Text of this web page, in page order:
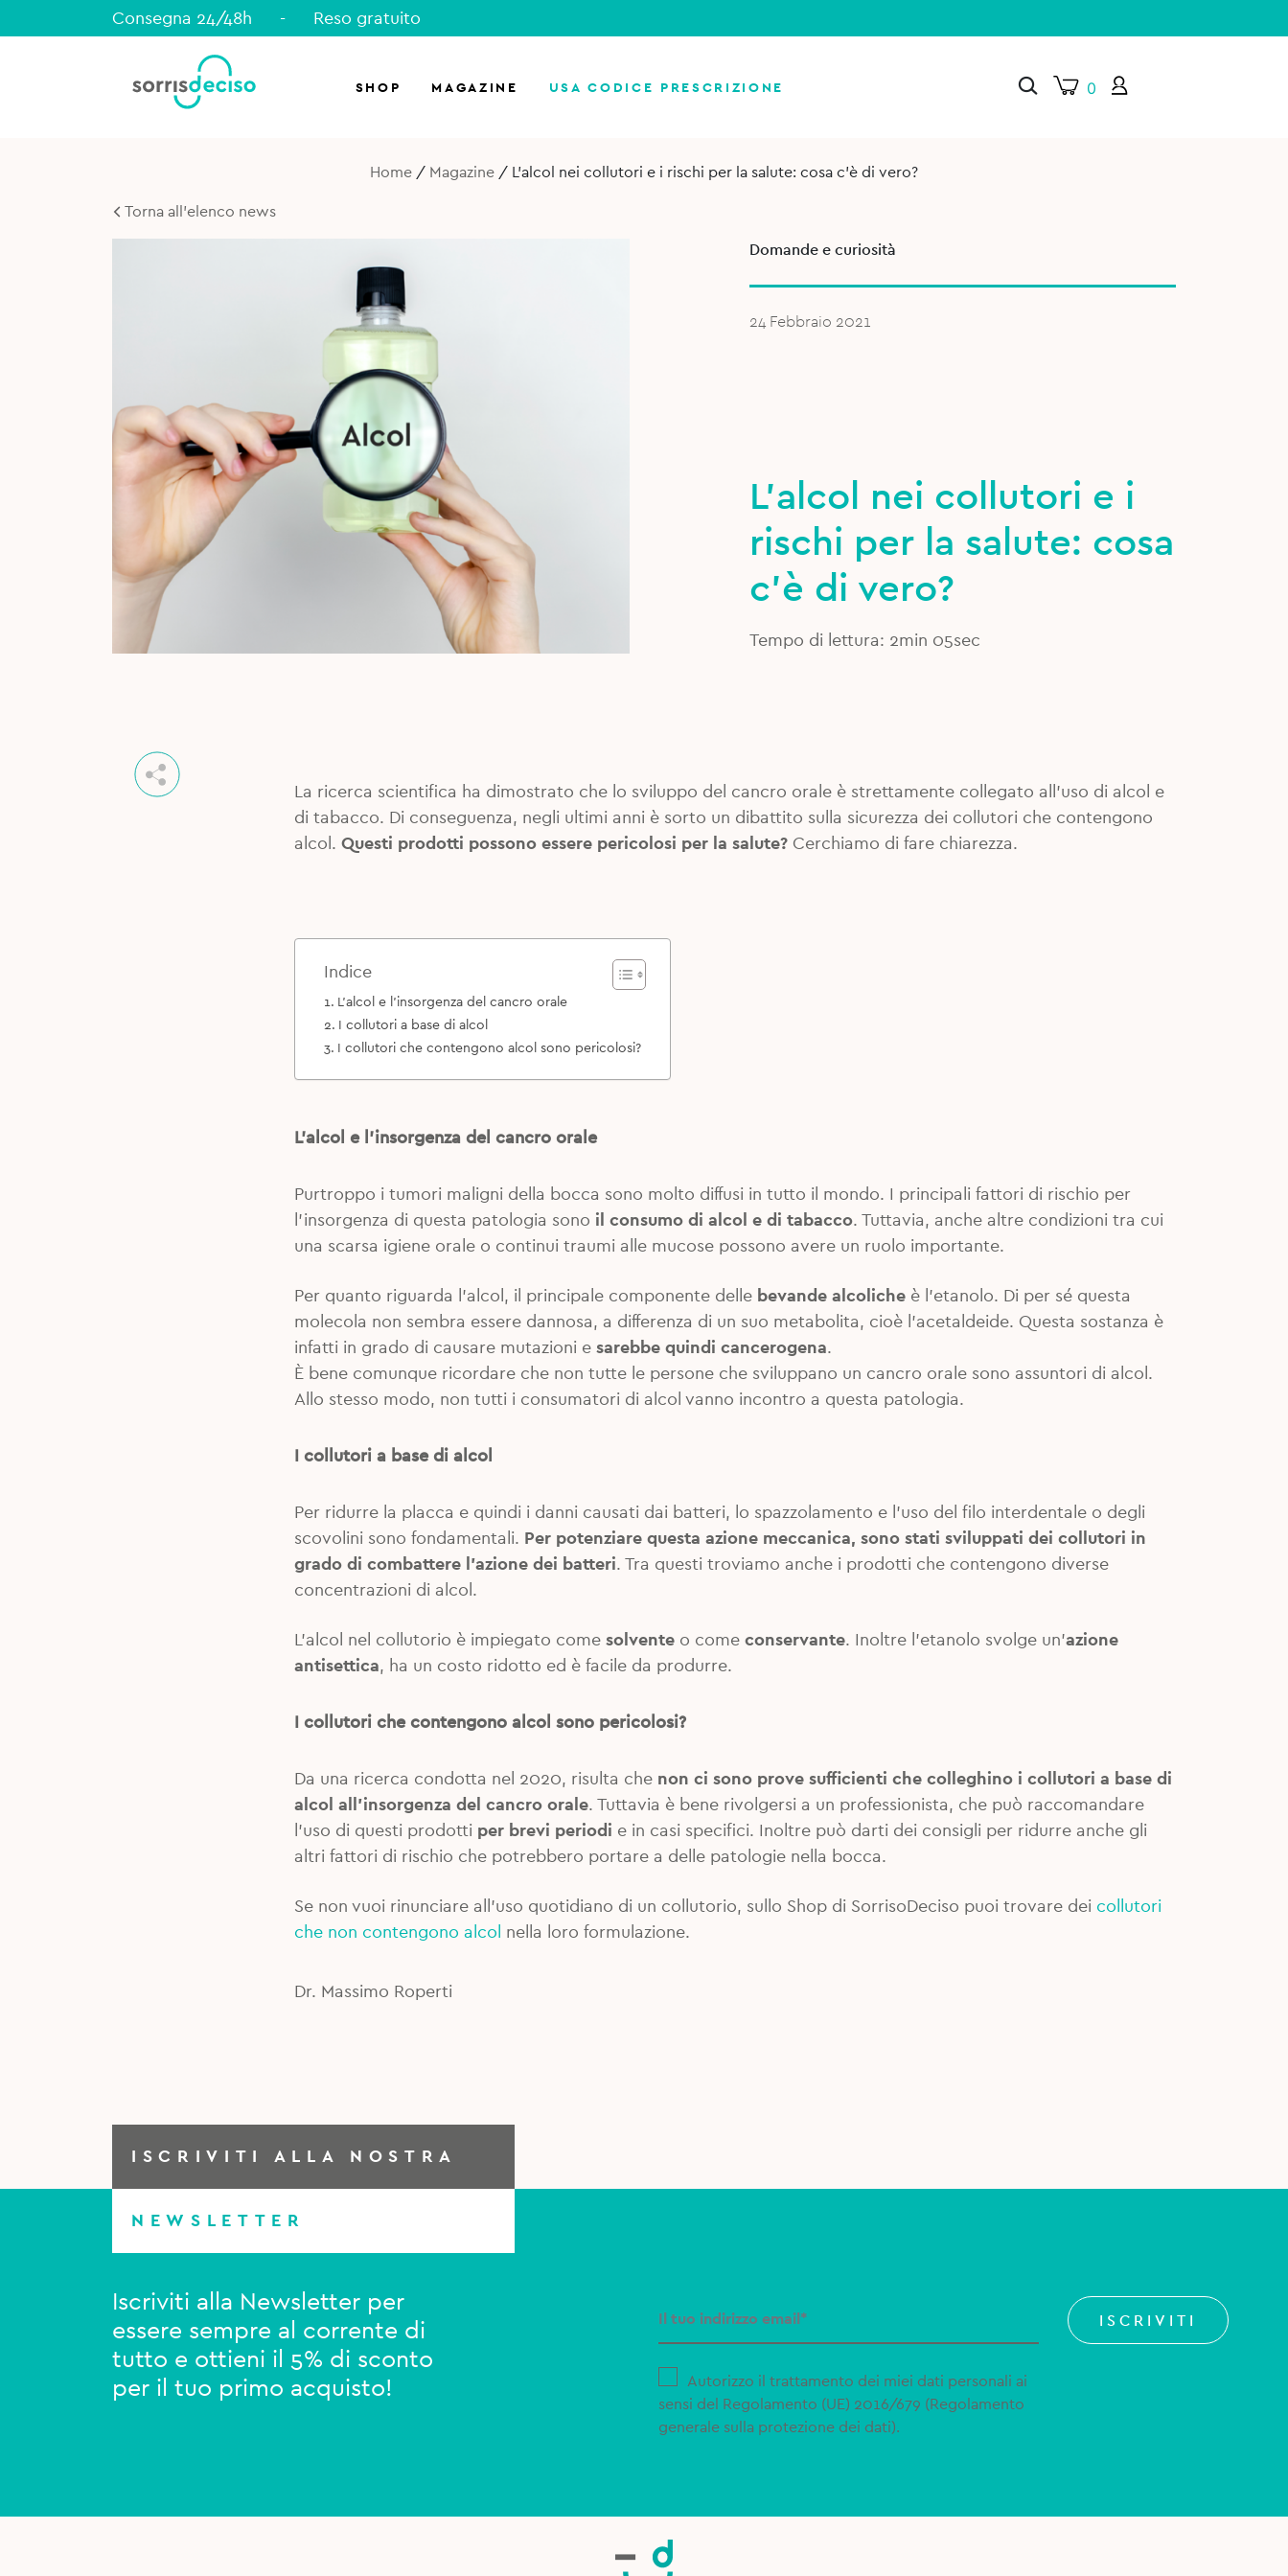
Consegna 24/48h - Reso gratuito
SHOP MAGAZINE USA CODICE PRESCRIZIONE 0
Home / Magazine / L’alcol nei collutori e i rischi per la salute: cosa c’è di vero?
Torna all'elenco news
Domande e curiosità
24 Febbraio 2021
L’alcol nei collutori e i
rischi per la salute: cosa
c’è di vero?
Tempo di lettura: 2min 05sec
La ricerca scientifica ha dimostrato che lo sviluppo del cancro orale è strettamente collegato all’uso di alcol e
di tabacco. Di conseguenza, negli ultimi anni è sorto un dibattito sulla sicurezza dei collutori che contengono
alcol. Questi prodotti possono essere pericolosi per la salute? Cerchiamo di fare chiarezza.
Indice
L’alcol e l’insorgenza del cancro orale
I collutori a base di alcol
I collutori che contengono alcol sono pericolosi?
L’alcol e l’insorgenza del cancro orale
Purtroppo i tumori maligni della bocca sono molto diffusi in tutto il mondo. I principali fattori di rischio per
l’insorgenza di questa patologia sono il consumo di alcol e di tabacco. Tuttavia, anche altre condizioni tra cui
una scarsa igiene orale o continui traumi alle mucose possono avere un ruolo importante.
Per quanto riguarda l’alcol, il principale componente delle bevande alcoliche è l’etanolo. Di per sé questa
molecola non sembra essere dannosa, a differenza di un suo metabolita, cioè l’acetaldeide. Questa sostanza è
infatti in grado di causare mutazioni e sarebbe quindi cancerogena.
È bene comunque ricordare che non tutte le persone che sviluppano un cancro orale sono assuntori di alcol.
Allo stesso modo, non tutti i consumatori di alcol vanno incontro a questa patologia.
I collutori a base di alcol
Per ridurre la placca e quindi i danni causati dai batteri, lo spazzolamento e l’uso del filo interdentale o degli
scovolini sono fondamentali. Per potenziare questa azione meccanica, sono stati sviluppati dei collutori in
grado di combattere l’azione dei batteri. Tra questi troviamo anche i prodotti che contengono diverse
concentrazioni di alcol.
L’alcol nel collutorio è impiegato come solvente o come conservante. Inoltre l’etanolo svolge un’azione
antisettica, ha un costo ridotto ed è facile da produrre.
I collutori che contengono alcol sono pericolosi?
Da una ricerca condotta nel 2020, risulta che non ci sono prove sufficienti che colleghino i collutori a base di
alcol all’insorgenza del cancro orale. Tuttavia è bene rivolgersi a un professionista, che può raccomandare
l’uso di questi prodotti per brevi periodi e in casi specifici. Inoltre può darti dei consigli per ridurre anche gli
altri fattori di rischio che potrebbero portare a delle patologie nella bocca.
Se non vuoi rinunciare all’uso quotidiano di un collutorio, sullo Shop di SorrisoDeciso puoi trovare dei collutori
che non contengono alcol
nella loro formulazione.
Dr. Massimo Roperti
ISCRIVITI ALLA NOSTRA
NEWSLETTER
Iscriviti alla Newsletter per
essere sempre al corrente di
tutto e ottieni il 5% di sconto
per il tuo primo acquisto!
Autorizzo il trattamento dei miei dati personali ai
sensi del Regolamento (UE) 2016/679 (Regolamento
generale sulla protezione dei dati).
ISCRIVITI